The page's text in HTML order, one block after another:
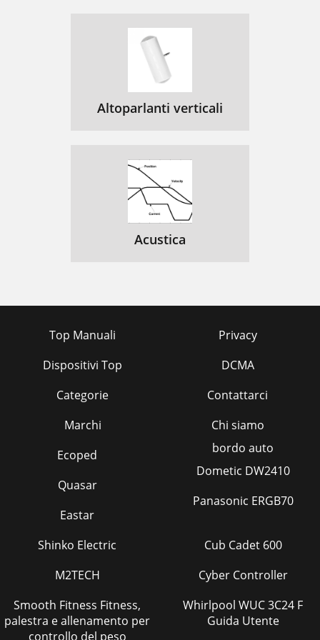
Altoparlanti verticali
Acustica
Top Manuali
Dispositivi Top
Categorie
Marchi
Privacy
DCMA
Contattarci
Chi siamo
Ecoped
Quasar
Eastar
Shinko Electric
M2TECH
Smooth Fitness Fitness,
palestra e allenamento per
controllo del peso
bordo auto
Dometic DW2410
Panasonic ERGB70
Cub Cadet 600
Cyber Controller
Whirlpool WUC 3C24 F
Guida Utente